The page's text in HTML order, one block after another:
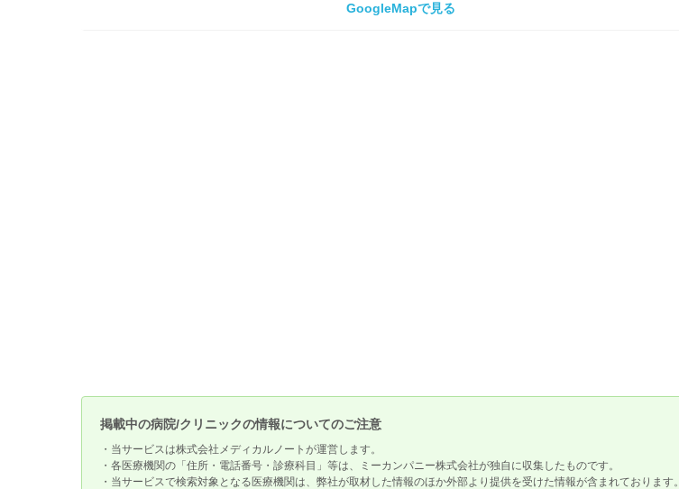
GoogleMapで見る
掲載中の病院/クリニックの情報についてのご注意
・当サービスは株式会社メディカルノートが運営します。
・各医療機関の「住所・電話番号・診療科目」等は、ミーカンパニー株式会社が独自に収集したものです。
・当サービスで検索対象となる医療機関は、弊社が取材した情報のほか外部より提供を受けた情報が含まれております。